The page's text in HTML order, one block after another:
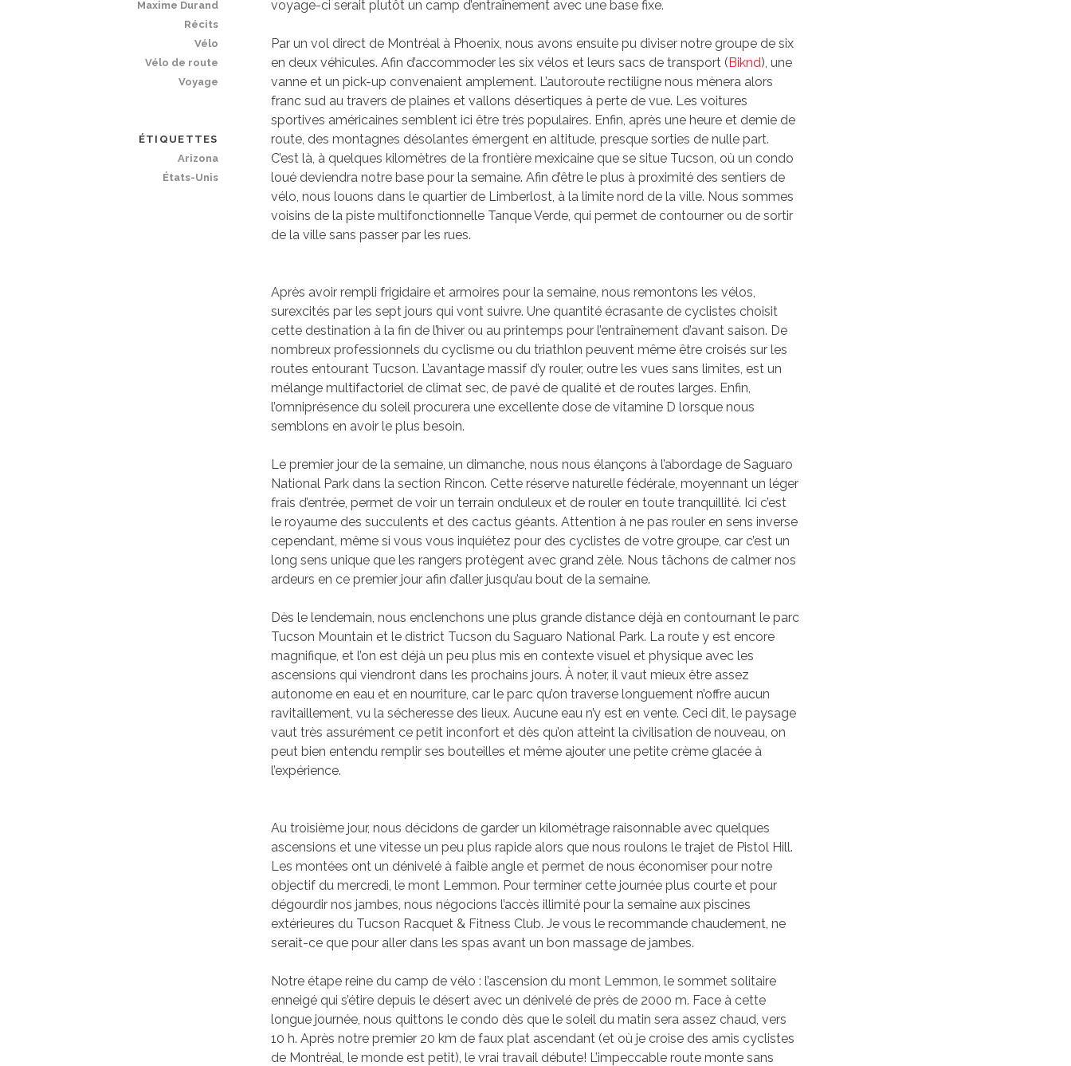
voyage-ci serait plutôt un camp d’entraînement avec une base fixe.
Par un vol direct de Montréal à Phoenix, nous avons ensuitepu diviser notre groupe de six
en deux véhicules. Afin d’accommoder les six vélos et leurs sacs de transport (Biknd), une
vanne et un pick-up convenaient amplement. L’autoroute rectiligne nous mènera alors
franc sud au travers de plaines et vallons désertiques à perte de vue. Les voitures
sportives américaines semblent ici être très populaires. Enfin, après une heure et demie de
route, des montagnes désolantes émergent en altitude, presque sorties de nulle part.
C’est là, à quelques kilomètres de la frontière mexicaine que se situe Tucson, où un condo
loué deviendra notre base pour la semaine. Afin d’être le plus à proximité des sentiers de
vélo, nous louons dans le quartier de Limberlost, à la limite nord de la ville. Nous sommes
voisins de la piste multifonctionnelle Tanque Verde, qui permet de contourner ou de sortir
de la ville sans passer par les rues.
Après avoir rempli frigidaire et armoires pour la semaine, nous remontons les vélos,
surexcités par les sept jours qui vont suivre. Une quantité écrasante de cyclistes choisit
cette destination à la fin de l’hiver ou au printemps pour l’entraînement d’avant saison. De
nombreux professionnels du cyclisme ou du triathlon peuvent même être croisés sur les
routes entourant Tucson. L’avantage massif d’y rouler, outre les vues sans limites, est un
mélange multifactoriel de climat sec, de pavé de qualité et de routes larges. Enfin,
l’omniprésence du soleil procurera une excellente dose de vitamine D lorsque nous
semblons en avoir le plus besoin.
Le premier jour de la semaine, un dimanche, nous nous élançons à l’abordage de Saguaro
National Park dans la section Rincon. Cette réserve naturelle fédérale, moyennant un léger
frais d’entrée, permet de voir un terrain onduleux et de rouler en toute tranquillité. Ici c’est
le royaume des succulents et des cactus géants. Attention à ne pas rouler en sens inverse
cependant, même si vous vous inquiétez pour des cyclistes de votre groupe, car c’est un
long sens unique que les rangers protègent avec grand zèle. Nous tâchons de calmer nos
ardeurs en ce premier jour afin d’aller jusqu’au bout de la semaine.
Dès le lendemain, nous enclenchons une plus grande distance déjà en contournant le parc
Tucson Mountain et le district Tucson du Saguaro National Park. La route y est encore
magnifique, et l’on est déjà un peu plus mis en contexte visuel et physique avec les
ascensions qui viendront dans les prochains jours. À noter, il vaut mieux être assez
autonome en eau et en nourriture, car le parc qu’on traverse longuement n’offre aucun
ravitaillement, vu la sécheresse des lieux. Aucune eau n’y est en vente. Ceci dit, le paysage
vaut très assurément ce petit inconfort et dès qu’on atteint la civilisation de nouveau, on
peut bien entendu remplir ses bouteilles et même ajouter une petite crème glacée à
l’expérience.
Au troisième jour, nous décidons de garder un kilométrage raisonnable avec quelques
ascensions et une vitesse un peu plus rapide alors que nous roulons le trajet de Pistol Hill.
Les montées ont un dénivelé à faible angle et permet de nous économiser pour notre
objectif du mercredi, le mont Lemmon. Pour terminer cette journée plus courte et pour
dégourdir nos jambes, nous négocions l’accès illimité pour la semaine aux piscines
extérieures du Tucson Racquet & Fitness Club. Je vous le recommande chaudement, ne
serait-ce que pour aller dans les spas avant un bon massage de jambes.
Notre étape reine du camp de vélo : l’ascension du mont Lemmon, le sommet solitaire
enneigé qui s’étire depuis le désert avec un dénivelé de près de 2000 m. Face à cette
longue journée, nous quittons le condo dès que le soleil du matin sera assez chaud, vers
10 h. Après notre premier 20 km de faux plat ascendant (et où je croise des amis cyclistes
de Montréal, le monde est petit), le vrai travail débute! L’impeccable route monte sans
Maxime Durand
Récits
Vélo
Vélo de route
Voyage
ÉTIQUETTES
Arizona
États-Unis